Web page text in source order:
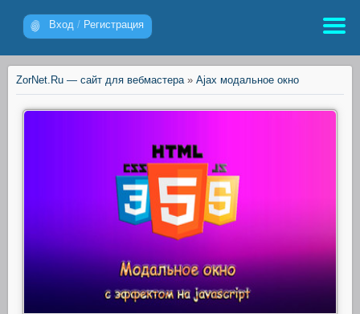
Вход / Регистрация
ZorNet.Ru — сайт для вебмастера » Ajax модальное окно